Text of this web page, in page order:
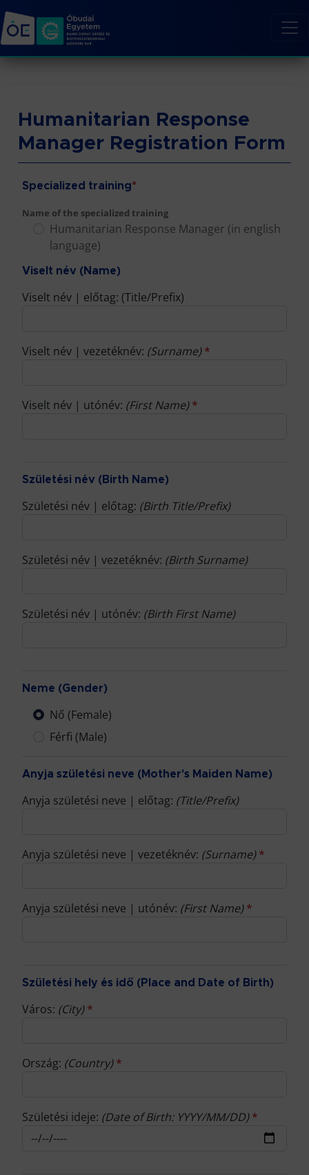
Humanitarian Response
Manager Registration Form
Specialized training*
Name of the specialized training
Humanitarian Response Manager (in english
language)
Viselt név (Name)
Viselt név | előtag: (Title/Prefix)
Viselt név | vezetéknév: (Surname)*
Viselt név | utónév: (First Name)*
Születési név (Birth Name)
Születési név | előtag: (Birth Title/Prefix)
Születési név | vezetéknév: (Birth Surname)
Születési név | utónév: (Birth First Name)
Neme (Gender)
Nő (Female)
Férfi (Male)
Anyja születési neve (Mother's Maiden Name)
Anyja születési neve | előtag: (Title/Prefix)
Anyja születési neve | vezetéknév: (Surname)*
Anyja születési neve | utónév: (First Name)*
Születési hely és idő (Place and Date of Birth)
Város: (City)*
Ország: (Country)*
Születési ideje: (Date of Birth: YYYY/MM/DD)*